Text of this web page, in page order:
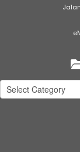
Kategori
Artikel